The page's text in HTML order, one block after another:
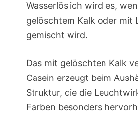
Wasserlöslich wird es,
gelöschtem Kalk oder mit
gemischt wird.
Das mit gelöschten Kalk
Casein erzeugt beim
Struktur, die die
Farben besonders